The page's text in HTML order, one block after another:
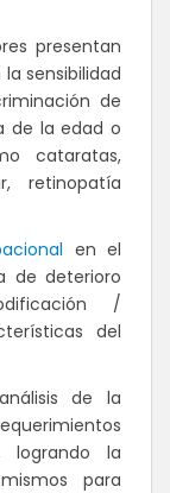
presentan
sensibilidad
de
de la edad o
cataratas,
retinopatía
en el
de deterioro
/
del
de la
logrando la
para